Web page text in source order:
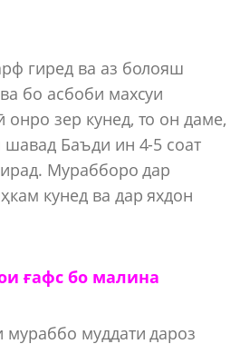
гиред ва аз болояш
бо асбоби махсуи
зер кунед, то он даме,
Баъди ин 4-5 соат
Мурабборо дар
кунед ва дар яхдон
ғафс бо малина
мураббо муддати дароз